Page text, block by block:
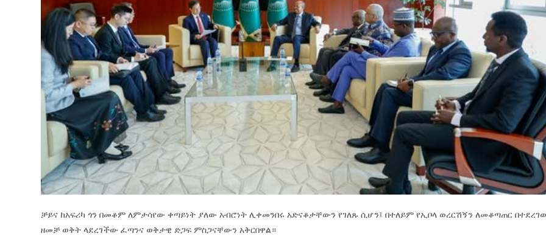
ቻይና ከአፍሪካ ጎን በመቆም ለምታሳየው ቀጣይነት ያለው አብሮነት ሊቀመንበሩ አድናቆታቸውን የገለጹ ሲሆን፤ በተለይም የኢቦላ ወረርሽኝን ለመቆጣጠር
ዘመቻ ወቅት ላደረገችው ፈጣንና ወቅታዊ ድጋፍ ምስጋናቸውን አቅርበዋል።